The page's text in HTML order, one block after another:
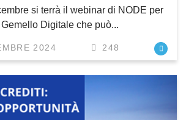
si terrà il webinar di NODE per
Digitale che può...
2024 248